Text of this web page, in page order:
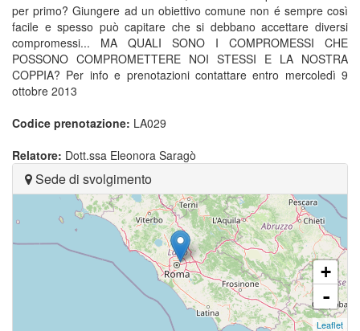
per primo? Giungere ad un obiettivo comune non é sempre così
facile e spesso può capitare che si debbano accettare diversi
compromessi... MA QUALI SONO I COMPROMESSI CHE
POSSONO COMPROMETTERE NOI STESSI E LA NOSTRA
COPPIA? Per info e prenotazioni contattare entro mercoledì 9
ottobre 2013
Codice prenotazione: LA029
Relatore: Dott.ssa Eleonora Saragò
Sede di svolgimento
+
-
Leaflet